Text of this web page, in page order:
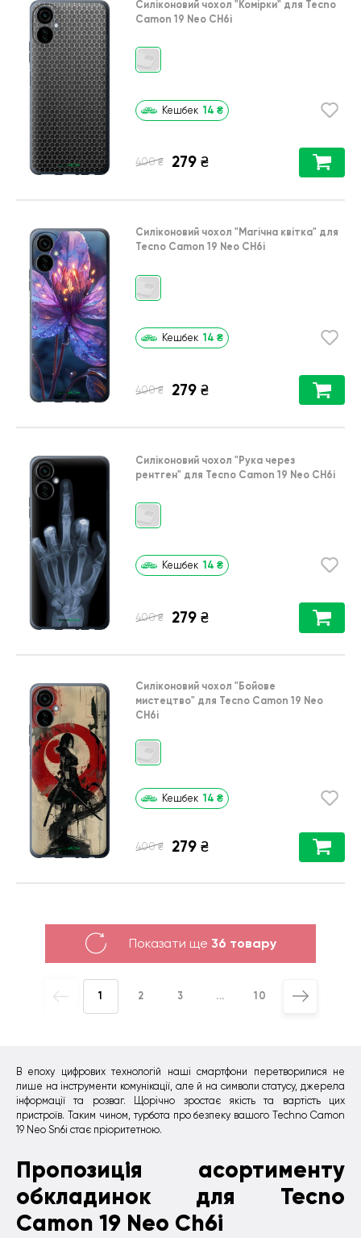
В епоху цифрових технологій наші смартфони перетворилися не
лише на інструменти комунікації, але й на символи статусу, джерела
інформації та розваг. Щорічно зростає якість та вартість цих
пристроїв. Таким чином, турбота про безпеку вашого Techno Camon
19 Neo Sn6i стає пріоритетною.
Пропозиція асортименту
обкладинок для Tecno
Camon 19 Neo Ch6i
Силіконовий чохол "Комірки" для Tecno
Camon 19 Neo CH6i
Кешбек 14 ₴
400 ₴ 279 ₴
Силіконовий чохол "Магічна квітка" для
Tecno Camon 19 Neo CH6i
Кешбек 14 ₴
400 ₴ 279 ₴
Силіконовий чохол "Рука через
рентген" для Tecno Camon 19 Neo CH6i
Кешбек 14 ₴
400 ₴ 279 ₴
Силіконовий чохол "Бойове
мистецтво" для Tecno Camon 19 Neo
CH6i
Кешбек 14 ₴
400 ₴ 279 ₴
Показати ще 36 товару
1 2 3 ... 10